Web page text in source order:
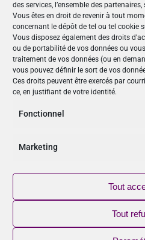
des services, l’ensemble des
Vous êtes en droit de revenir à tout
concernant le dépôt de tel ou tel cookie
Vous disposez également des droits
ou de portabilité de vos données ou
traitement de vos données (ou en
vous pouvez définir le sort de vos
Ces droits peuvent être exercés par
ce, en justifiant de votre identité.
Fonctionnel
Marketing
Tout
Tout
Nos Publications
Articles (69)
Le Cefcys et son engagement (4)
Le Cyber Women Day (10)
Les femmes dans la cyber (19)
Les publications du Cefcys (7)
Sensibilisation (1)
NOUVEAU